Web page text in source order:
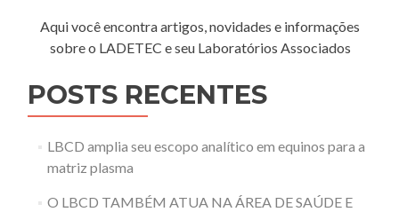
Aqui você encontra artigos, novidades e informações
sobre o LADETEC e seu Laboratórios Associados
POSTS RECENTES
LBCD amplia seu escopo analítico em equinos para a
matriz plasma
O LBCD TAMBÉM ATUA NA ÁREA DE SAÚDE E